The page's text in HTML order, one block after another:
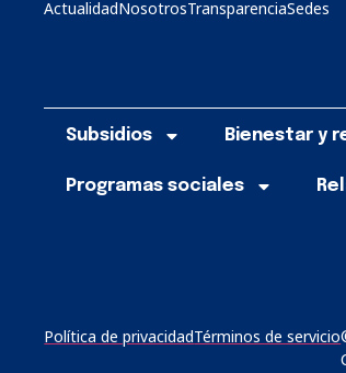
ActualidadNosotrosTransparenciaSedes
Subsidios Bienestar y
Programas sociales
Política de privacidadTérminos de servicio